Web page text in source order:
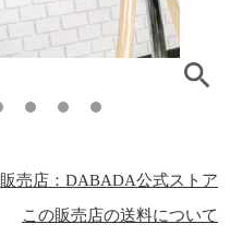
販売店：DABADA公式ストア
この販売店の送料について